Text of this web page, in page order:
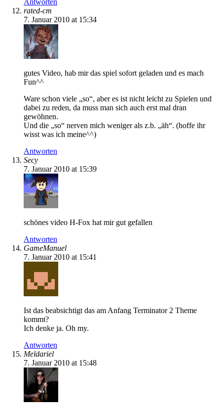
rated-cm
7. Januar 2010 at 15:34
gutes Video, hab mir das spiel sofort geladen und es mach
Fun^^
Ware schon viele „so“, aber es ist nicht leicht zu Spielen und
dabei zu reden, da muss man sich auch erst mal dran
gewöhnen.
Und die „so“ nerven mich weniger als z.b. „äh“. (hoffe ihr
wisst was ich meine^^)
Antworten
Secy
7. Januar 2010 at 15:39
schönes video H-Fox hat mir gut gefallen
Antworten
GameManuel
7. Januar 2010 at 15:41
Ist das beabsichtigt das am Anfang Terminator 2 Theme
kommt?
Ich denke ja. Oh my.
Antworten
Meldariel
7. Januar 2010 at 15:48